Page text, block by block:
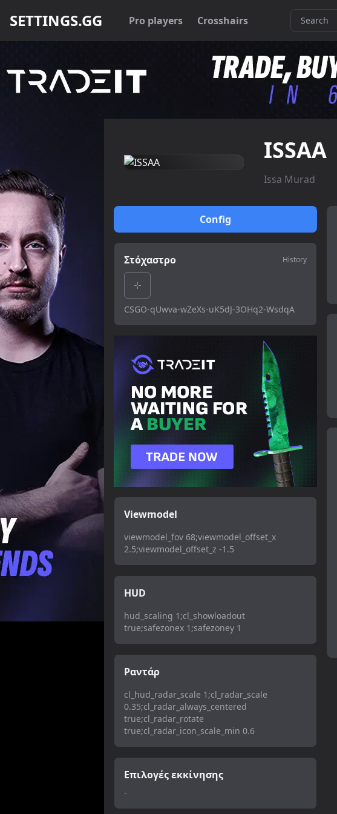
SETTINGS.GG Pro players Crosshairs
ISSAA
Issa Murad
Config
Στόχαστρο History
CSGO-qUwva-wZeXs-uK5dJ-3OHq2-WsdqA
Viewmodel
viewmodel_fov 68;viewmodel_offset_x
2.5;viewmodel_offset_z -1.5
HUD
hud_scaling 1;cl_showloadout
true;safezonex 1;safezoney 1
Ραντάρ
cl_hud_radar_scale 1;cl_radar_scale
0.35;cl_radar_always_centered
true;cl_radar_rotate
true;cl_radar_icon_scale_min 0.6
Επιλογές εκκίνησης
-